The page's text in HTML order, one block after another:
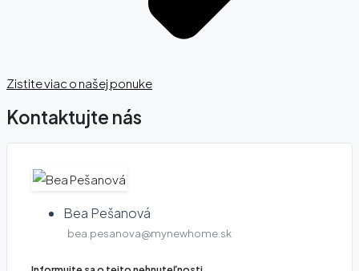
Zistite viac o našej ponuke
Kontaktujte nás
Bea Pešanová
bea.pesanova@mynewhome.sk